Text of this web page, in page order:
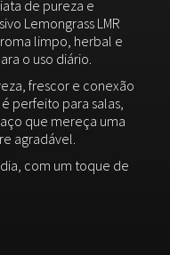
de pureza e
Lemongrass LMR
limpo, herbal e
o uso diário.
frescor e conexão
perfeito para salas,
que mereça uma
agradável.
com um toque de